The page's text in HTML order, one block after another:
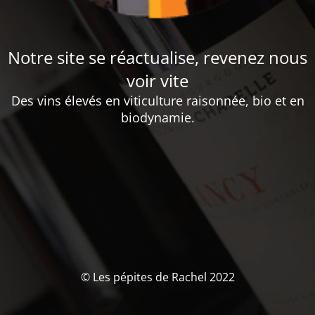
Notre site se réactualise, revenez nous
voir vite
Des vins élevés en viticulture raisonnée, bio et en
biodynamie.
© Les pépites de Rachel 2022